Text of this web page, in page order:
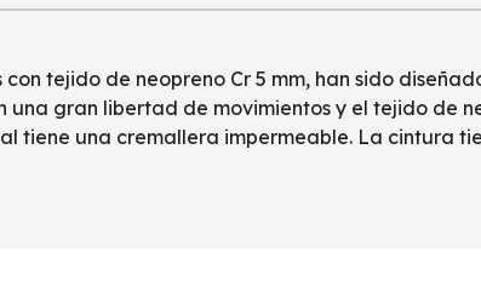
tejido de neopreno Cr 5 mm, han sido
gran libertad de movimientos y el tejido de
tiene una cremallera impermeable. La cintura